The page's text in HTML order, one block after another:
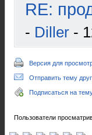
RE:
- Diller -
Версия для
Отправить тему
Подписаться на
Пользователи